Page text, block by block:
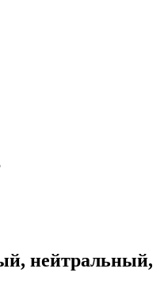
нейтральный,